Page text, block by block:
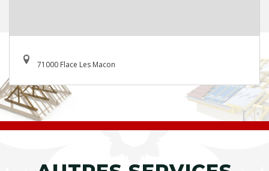
71000 Flace Les Macon